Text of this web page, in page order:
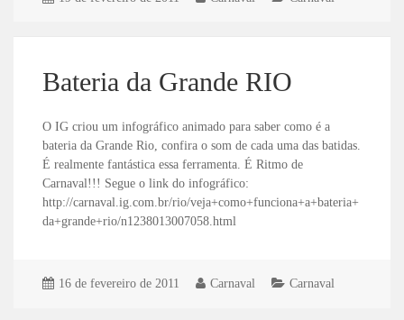
Bateria da Grande RIO
O IG criou um infográfico animado para saber como é a
bateria da Grande Rio, confira o som de cada uma das batidas.
É realmente fantástica essa ferramenta. É Ritmo de
Carnaval!!! Segue o link do infográfico:
http://carnaval.ig.com.br/rio/veja+como+funciona+a+bateria+
da+grande+rio/n1238013007058.html
16 de fevereiro de 2011 Carnaval Carnaval